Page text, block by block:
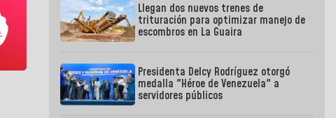
Llegan dos nuevos trenes de
trituración para optimizar manejo de
escombros en La Guaira
Presidenta Delcy Rodríguez otorgó
medalla "Héroe de Venezuela" a
servidores públicos